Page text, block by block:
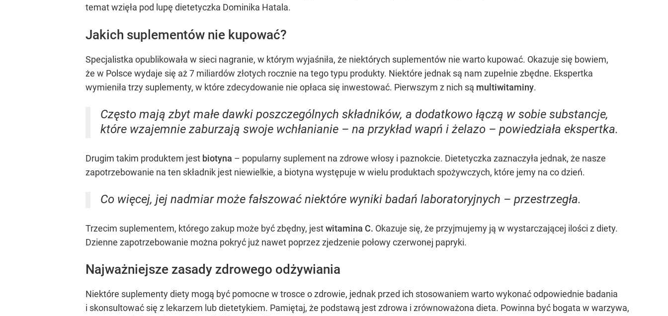
temat wzięła pod lupę dietetyczka Dominika Hatala.
Jakich suplementów nie kupować?
Specjalistka opublikowała w sieci nagranie, w którym wyjaśniła, że niektórych suplementów nie warto kupować. Okazuje się bowiem,
że w Polsce wydaje się aż 7 miliardów złotych rocznie na tego typu produkty. Niektóre jednak są nam zupełnie zbędne. Ekspertka
wymieniła trzy suplementy, w które zdecydowanie nie opłaca się inwestować. Pierwszym z nich są multiwitaminy.
Często mają zbyt małe dawki poszczególnych składników, a dodatkowo łączą w sobie substancje,
które wzajemnie zaburzają swoje wchłanianie – na przykład wapń i żelazo – powiedziała ekspertka.
Drugim takim produktem jest biotyna – popularny suplement na zdrowe włosy i paznokcie. Dietetyczka zaznaczyła jednak, że nasze
zapotrzebowanie na ten składnik jest niewielkie, a biotyna występuje w wielu produktach spożywczych, które jemy na co dzień.
Co więcej, jej nadmiar może fałszować niektóre wyniki badań laboratoryjnych – przestrzegła.
Trzecim suplementem, którego zakup może być zbędny, jestwitamina C. Okazuje się, że przyjmujemy ją w wystarczającej ilości z diety.
Dzienne zapotrzebowanie można pokryć już nawet poprzez zjedzenie połowy czerwonej papryki.
Najważniejsze zasady zdrowego odżywiania
Niektóre suplementy diety mogą być pomocne w trosce o zdrowie, jednak przed ich stosowaniem warto wykonać odpowiednie badania
i skonsultować się z lekarzem lub dietetykiem. Pamiętaj, że podstawą jest zdrowa i zrównoważona dieta. Powinna być bogata w warzywa,